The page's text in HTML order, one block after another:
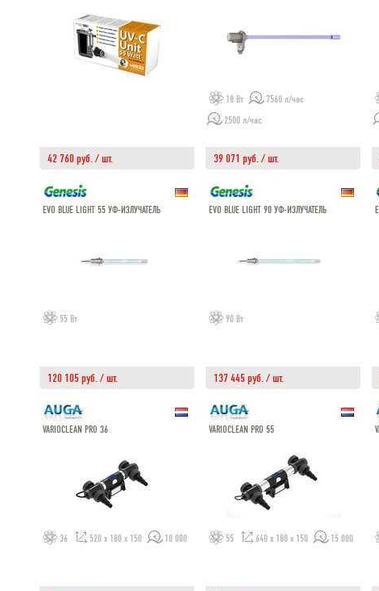
42 760 руб. / шт.
18 Вт
7560 л/час
2500 л/час
39 071 руб. / шт.
EVO BLUE LIGHT 55 УФ-ИЗЛУЧАТЕЛЬ
55 Вт
120 105 руб. / шт.
EVO BLUE LIGHT 90 УФ-ИЗЛУЧАТЕЛЬ
90 Вт
137 445 руб. / шт.
VARIOCLEAN PRO 36
36 520 x 180 x 150 10 000
VARIOCLEAN PRO 55
55 640 x 180 x 150 15 000